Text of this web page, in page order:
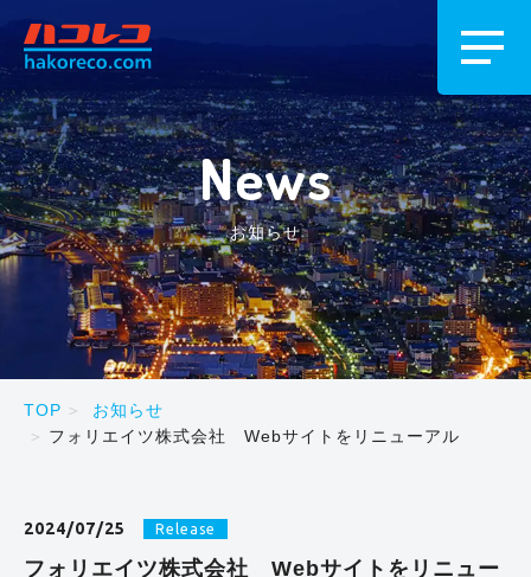
News
お知らせ
TOP
お知らせ
フォリエイツ株式会社 Webサイトをリニューアル
2024/07/25 Release
フォリエイツ株式会社 Webサイトをリニュー